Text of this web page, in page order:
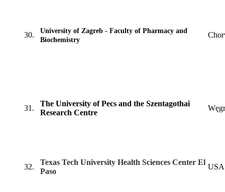
30.
University of Zagreb - Faculty of Pharmacy and
Biochemistry
31.
The University of Pecs and the Szentagothai
Research Centre
32.
Texas Tech University Health Sciences Center El
Paso
USA